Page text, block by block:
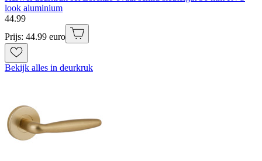
look aluminium
44.99
Prijs: 44.99 euro
Bekijk alles in deurkruk